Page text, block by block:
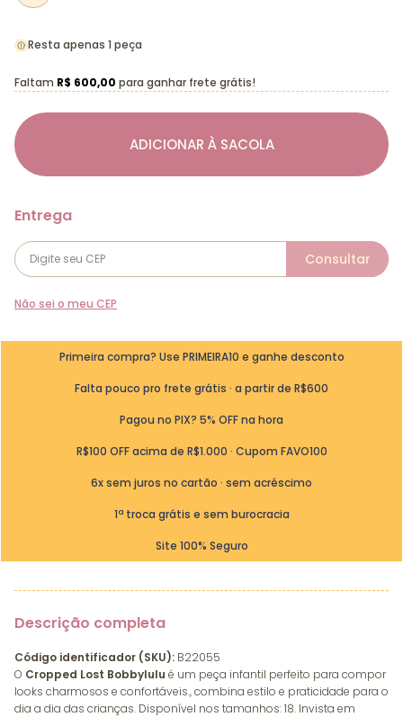
ADICIONAR À SACOLA
Resta apenas 1 peça
Faltam R$ 600,00 para ganhar frete grátis!
Não sei o meu CEP
Primeira compra? Use PRIMEIRA10 e ganhe desconto
Falta pouco pro frete grátis · a partir de R$600
Pagou no PIX? 5% OFF na hora
R$100 OFF acima de R$1.000 · Cupom FAVO100
6x sem juros no cartão · sem acréscimo
1ª troca grátis e sem burocracia
Site 100% Seguro
Descrição completa
Código identificador (SKU): B22055
O Cropped Lost Bobbylulu é um peça infantil perfeito para compor
looks charmosos e confortáveis., combina estilo e praticidade para o
dia a dia das crianças. Disponível nos tamanhos: 18. Invista em